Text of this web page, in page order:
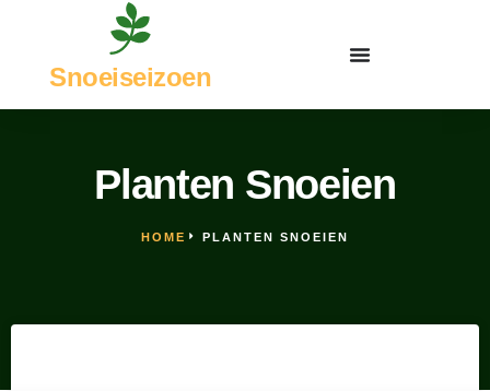
Snoeiseizoen
Planten Snoeien
HOME PLANTEN SNOEIEN